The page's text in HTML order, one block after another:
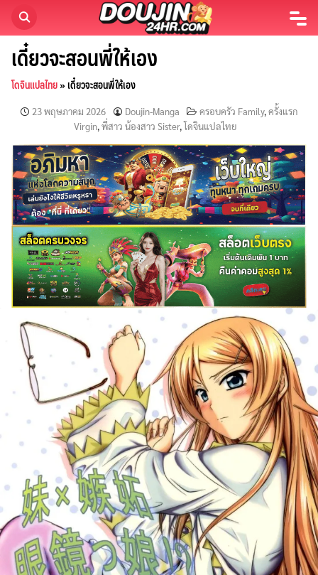
content
เดี๋ยวจะสอนพี่ให้เอง
โดจินแปลไทย»เดี๋ยวจะสอนพี่ให้เอง
23 พฤษภาคม 2026 Doujin-Manga ครอบครัว Family,ครั้งแรก
Virgin,พี่สาว น้องสาว Sister,โดจินแปลไทย